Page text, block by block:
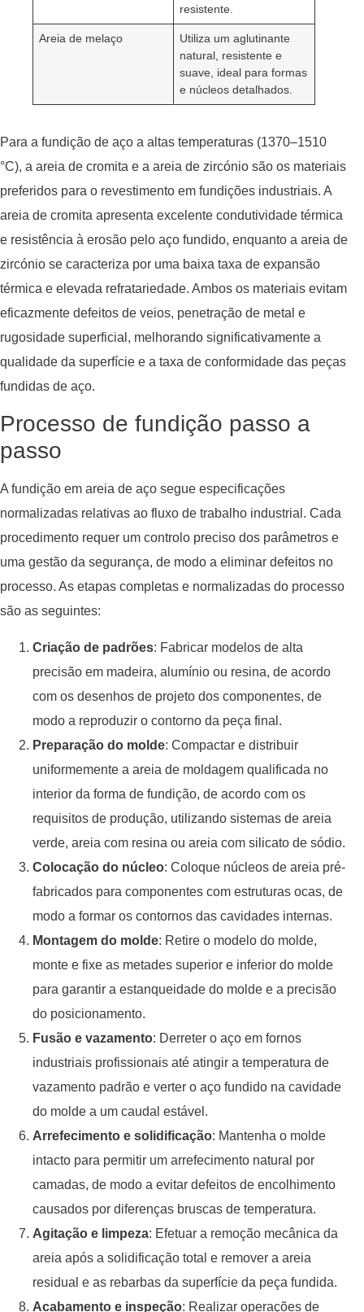
resistente.
Areia de melaço
Utiliza um aglutinante
natural, resistente e
suave, ideal para formas
e núcleos detalhados.
Para a fundição de aço a altas temperaturas (1370–1510
°C), a areia de cromita e a areia de zircónio são os materiais
preferidos para o revestimento em fundições industriais. A
areia de cromita apresenta excelente condutividade térmica
e resistência à erosão pelo aço fundido, enquanto a areia de
zircónio se caracteriza por uma baixa taxa de expansão
térmica e elevada refratariedade. Ambos os materiais evitam
eficazmente defeitos de veios, penetração de metal e
rugosidade superficial, melhorando significativamente a
qualidade da superfície e a taxa de conformidade das peças
fundidas de aço.
Processo de fundição passo a
passo
A fundição em areia de aço segue especificações
normalizadas relativas ao fluxo de trabalho industrial. Cada
procedimento requer um controlo preciso dos parâmetros e
uma gestão da segurança, de modo a eliminar defeitos no
processo. As etapas completas e normalizadas do processo
são as seguintes:
Criação de padrões: Fabricar modelos de alta
precisão em madeira, alumínio ou resina, de acordo
com os desenhos de projeto dos componentes, de
modo a reproduzir o contorno da peça final.
Preparação do molde: Compactar e distribuir
uniformemente a areia de moldagem qualificada no
interior da forma de fundição, de acordo com os
requisitos de produção, utilizando sistemas de areia
verde, areia com resina ou areia com silicato de sódio.
Colocação do núcleo: Coloque núcleos de areia pré-
fabricados para componentes com estruturas ocas, de
modo a formar os contornos das cavidades internas.
Montagem do molde: Retire o modelo do molde,
monte e fixe as metades superior e inferior do molde
para garantir a estanqueidade do molde e a precisão
do posicionamento.
Fusão e vazamento: Derreter o aço em fornos
industriais profissionais até atingir a temperatura de
vazamento padrão e verter o aço fundido na cavidade
do molde a um caudal estável.
Arrefecimento e solidificação: Mantenha o molde
intacto para permitir um arrefecimento natural por
camadas, de modo a evitar defeitos de encolhimento
causados por diferenças bruscas de temperatura.
Agitação e limpeza: Efetuar a remoção mecânica da
areia após a solidificação total e remover a areia
residual e as rebarbas da superfície da peça fundida.
Acabamento e inspeção: Realizar operações de